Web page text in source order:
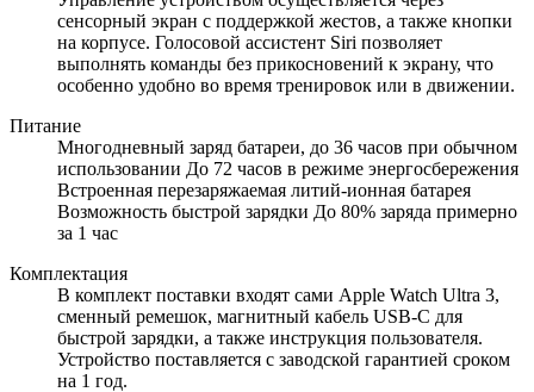
сенсорный экран с поддержкой жестов, а также кнопки
на корпусе. Голосовой ассистент Siri позволяет
выполнять команды без прикосновений к экрану, что
особенно удобно во время тренировок или в движении.
Питание
Многодневный заряд батареи, до 36 часов при обычном
использовании До 72 часов в режиме энергосбережения
Встроенная перезаряжаемая литий-ионная батарея
Возможность быстрой зарядки До 80% заряда примерно
за 1 час
Комплектация
В комплект поставки входят сами Apple Watch Ultra 3,
сменный ремешок, магнитный кабель USB-C для
быстрой зарядки, а также инструкция пользователя.
Устройство поставляется с заводской гарантией сроком
на 1 год.